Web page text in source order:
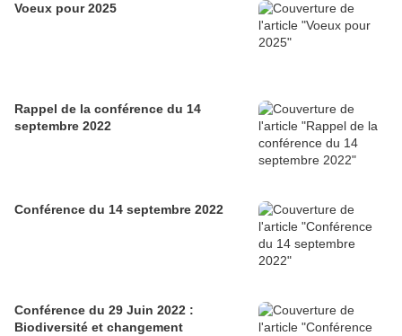
Voeux pour 2025
Rappel de la conférence du 14
septembre 2022
Conférence du 14 septembre 2022
Conférence du 29 Juin 2022 :
Biodiversité et changement